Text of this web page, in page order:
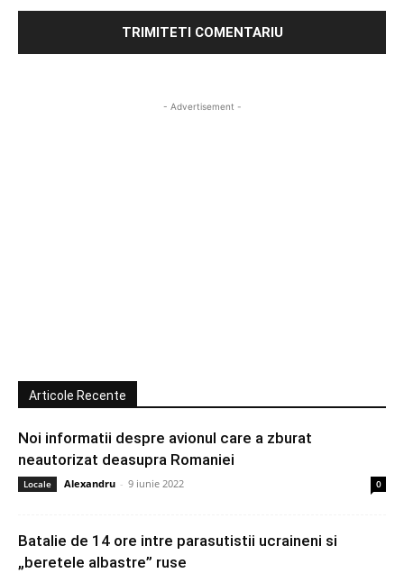
- Advertisement -
Articole Recente
Noi informatii despre avionul care a zburat
neautorizat deasupra Romaniei
Locale Alexandru - 9 iunie 2022 0
Batalie de 14 ore intre parasutistii ucraineni si
„beretele albastre” ruse